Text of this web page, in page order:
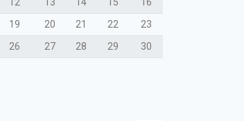
12 13 14 15
16
19 20 21 22
23
26 27 28 29
30